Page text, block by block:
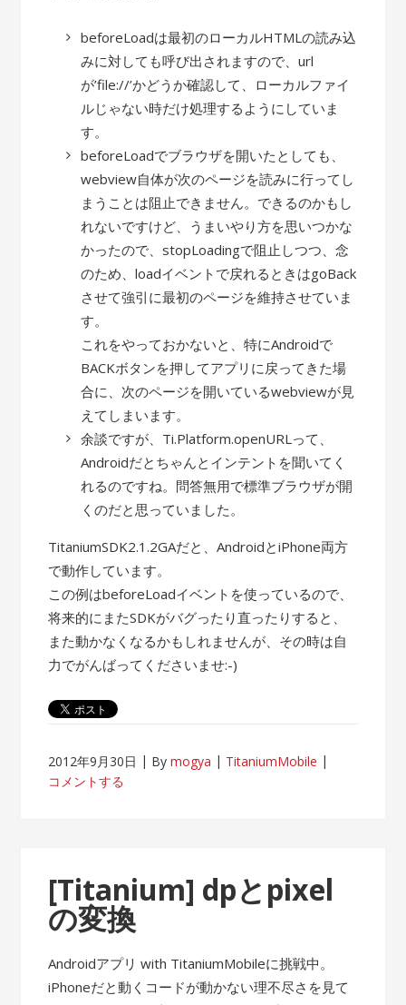
beforeLoadは最初のローカルHTMLの読み込
みに対しても呼び出されますので、url
が’file://’かどうか確認して、ローカルファイ
ルじゃない時だけ処理するようにしていま
す。
beforeLoadでブラウザを開いたとしても、
webview自体が次のページを読みに行ってし
まうことは阻止できません。できるのかもし
れないですけど、うまいやり方を思いつかな
かったので、stopLoadingで阻止しつつ、念
のため、loadイベントで戻れるときはgoBack
させて強引に最初のページを維持させていま
す。
これをやっておかないと、特にAndroidで
BACKボタンを押してアプリに戻ってきた場
合に、次のページを開いているwebviewが見
えてしまいます。
余談ですが、Ti.Platform.openURLって、
Androidだとちゃんとインテントを聞いてく
れるのですね。問答無用で標準ブラウザが開
くのだと思っていました。
TitaniumSDK2.1.2GAだと、AndroidとiPhone両方
で動作しています。
この例はbeforeLoadイベントを使っているので、
将来的にまたSDKがバグったり直ったりすると、
また動かなくなるかもしれませんが、その時は自
力でがんばってくださいませ:-)
2012年9月30日 Bymogya
TitaniumMobile
コメントする
[Titanium] dpとpixel
の変換
Androidアプリ with TitaniumMobileに挑戦中。
iPhoneだと動くコードが動かない理不尽さを見て